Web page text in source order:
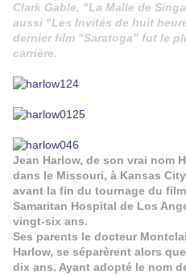
Clark Gable, "La Malle de
aussi "Les Invités de huit
dernier film "Saratoga" fut le
carrière.
Jean Harlow, de son vrai nom
dans le Missouri, à Kansas
avant la fin du tournage du
Samaritan Hospital de Los
vingt-six ans.
Ses parents le docteur
Harlow, se séparèrent alors
dix ans. Ayant adopté le nom